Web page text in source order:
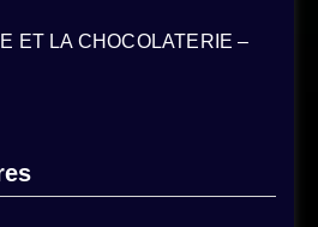
ET LA CHOCOLATERIE –